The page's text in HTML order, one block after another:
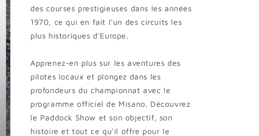
des courses prestigieuses dans les années
1970, ce qui en fait l'un des circuits les
plus historiques d'Europe.
Apprenez-en plus sur les aventures des
pilotes locaux et plongez dans les
profondeurs du championnat avec le
programme officiel de Misano. Découvrez
le Paddock Show et son objectif, son
histoire et tout ce qu'il offre pour le